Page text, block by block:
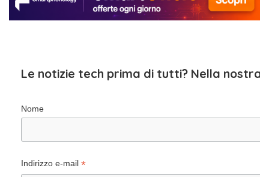
Le notizie tech prima di tutti? Nella nostra
Nome
Indirizzo e-mail *